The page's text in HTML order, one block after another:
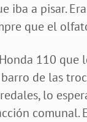
iba a pisar.
que el
110 que
de las
lo